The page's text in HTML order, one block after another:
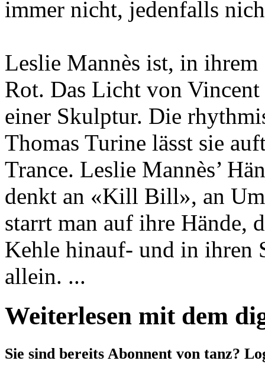
immer nicht, jedenfalls
Leslie Mannès ist, in
Rot. Das Licht von
einer Skulptur. Die
Thomas Turine lässt sie
Trance. Leslie Mannès’
denkt an «Kill Bill», an
starrt man auf ihre Hände,
Kehle hinauf- und in ihren
allein. ...
Weiterlesen mit dem
Sie sind bereits Abonnent von tanz?